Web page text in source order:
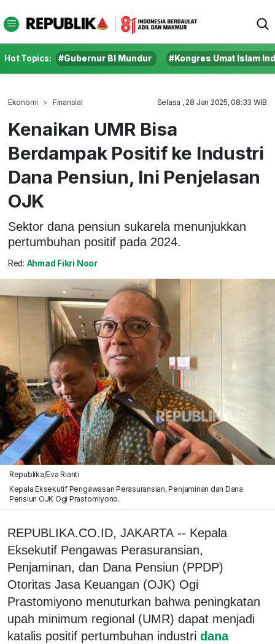
Hot Topics: #Gubernur BI Mundur #Kongres Umat Islam
Ekonomi Finansial Selasa , 28 Jan 2025, 08:33 WIB
Kenaikan UMR Bisa
Berdampak Positif ke Industri
Dana Pensiun, Ini Penjelasan
OJK
Sektor dana pensiun sukarela menunjukkan
pertumbuhan positif pada 2024.
Red: Ahmad Fikri Noor
Republika/Eva Rianti
Kepala Eksekutif Pengawasan Perasuransian, Penjaminan dan Dana
Pensiun OJK Ogi Prastomiyono.
REPUBLIKA.CO.ID, JAKARTA -- Kepala
Eksekutif Pengawas Perasuransian,
Penjaminan, dan Dana Pensiun (PPDP)
Otoritas Jasa Keuangan (OJK) Ogi
Prastomiyono menuturkan bahwa peningkatan
upah minimum regional (UMR) dapat menjadi
katalis positif pertumbuhan industri dana